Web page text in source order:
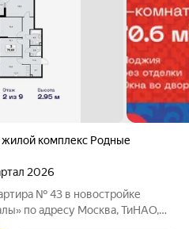
жилой комплекс Родные
2026
№ 43 в новостройке
по адресу Москва, ТиНАО,